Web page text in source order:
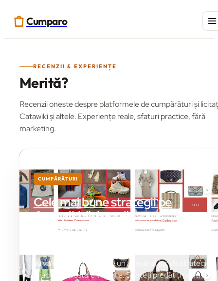
Cumparo
RECENZII & EXPERIENȚE
Merită?
Recenzii oneste despre platformele de cumpărături și
Catawiki și altele. Experiențe reale, sfaturi practice, fără
marketing.
CUMPĂRĂTURI
Cele mai bune strategii pe
Catawiki: licitează ca un
profesionist!
vă va demonstra că este un adevărat joc de strategie!
În această postare veți afla: Sunteți pregătiți pentru